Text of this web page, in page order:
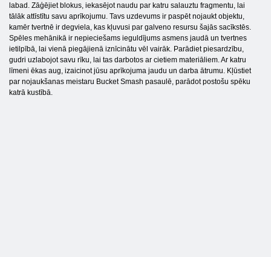
labad. Zāģējiet blokus, iekasējot naudu par katru salauztu fragmentu, lai
tālāk attīstītu savu aprīkojumu. Tavs uzdevums ir paspēt nojaukt objektu,
kamēr tvertnē ir degviela, kas kļuvusi par galveno resursu šajās sacīkstēs.
Spēles mehānikā ir nepieciešams ieguldījums asmens jaudā un tvertnes
ietilpībā, lai vienā piegājienā iznīcinātu vēl vairāk. Parādiet piesardzību,
gudri uzlabojot savu rīku, lai tas darbotos ar cietiem materiāliem. Ar katru
līmeni ēkas aug, izaicinot jūsu aprīkojuma jaudu un darba ātrumu. Kļūstiet
par nojaukšanas meistaru Bucket Smash pasaulē, parādot postošu spēku
katrā kustībā.